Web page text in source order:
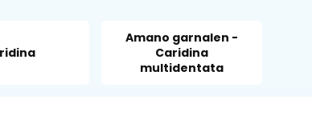
Amano garnalen -
Caridina
multidentata